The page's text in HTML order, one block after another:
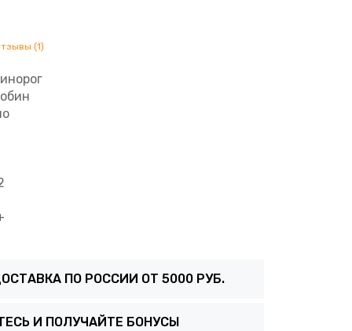
(1)
ПО РОССИИ ОТ 5000 РУБ.
И ПОЛУЧАЙТЕ БОНУСЫ